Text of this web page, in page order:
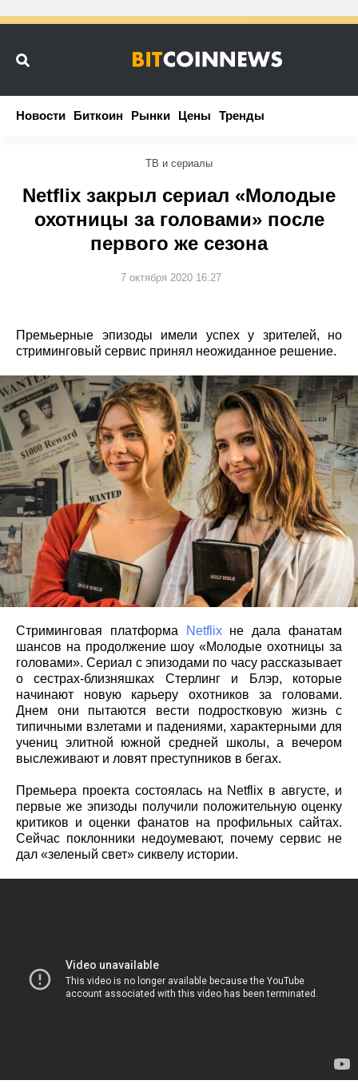
Новости Биткоин Рынки Цены Тренды
Новости Биткоин Рынки Цены Тренды
ТВ и сериалы
Netflix закрыл сериал «Молодые
охотницы за головами» после
первого же сезона
7 октября 2020 16:27
Премьерные эпизоды имели успех у зрителей, но
стриминговый сервис принял неожиданное решение.
Стриминговая платформа Netflixне дала фанатам
шансов на продолжение шоу «Молодые охотницы за
головами». Сериал с эпизодами по часу рассказывает
о сестрах-близняшках Стерлинг и Блэр, которые
начинают новую карьеру охотников за головами.
Днем они пытаются вести подростковую жизнь с
типичными взлетами и падениями, характерными для
учениц элитной южной средней школы, а вечером
выслеживают и ловят преступников в бегах.
Премьера проекта состоялась на Netflix в августе, и
первые же эпизоды получили положительную оценку
критиков и оценки фанатов на профильных сайтах.
Сейчас поклонники недоумевают, почему сервис не
дал «зеленый свет» сиквелу истории.